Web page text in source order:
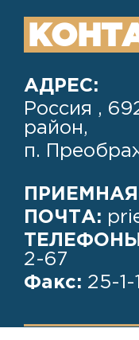
АДРЕС:
Россия ,
район,
п.
ПОЧТА:
2-67
Факс: 25-1-